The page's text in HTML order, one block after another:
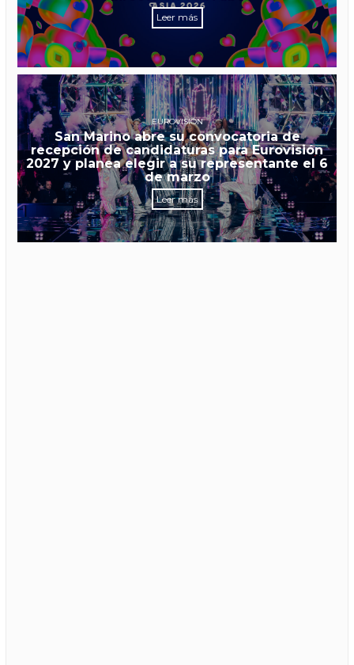
Leer más
EUROVISIÓN
San Marino abre su convocatoria de
recepción de candidaturas para Eurovisión
2027 y planea elegir a su representante el 6
de marzo
Leer más